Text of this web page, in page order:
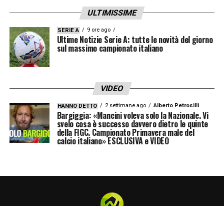
Pellegrino, hanno messo i loro giocatori.
Però abbiamo avuto davvero un grande
spirito, questa squadra è stata straordinaria
dall’inizio alla fine. Abbiamo avuto occasioni
importanti, con Malen, il portiere ha fatto
anche alcune parate strepitose. Ha parato
incredibilmente sia sull’1-1, che anche dopo,
sembrava una partita un po’ stregata per il
numero di occasioni. Poi, quello che non
siamo riusciti a fare in tanti calci d’angolo,
palle inattive, tante palle finite fuori per un
soffio, nei miei cilindri di testa. Poi, dopo, è
ULTIMISSIME
SERIE A 9 ore ago
Ultime Notizie Serie A: tutte le novità del giorno
sul massimo campionato italiano
VIDEO
HANNO DETTO 2 settimane ago Alberto Petrosilli
Bargiggia: «Mancini voleva solo la Nazionale. Vi
svelo cosa è successo davvero dietro le quinte
della FIGC. Campionato Primavera male del
calcio italiano» ESCLUSIVA e VIDEO